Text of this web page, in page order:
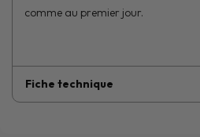
comme au premier jour.
Fiche technique